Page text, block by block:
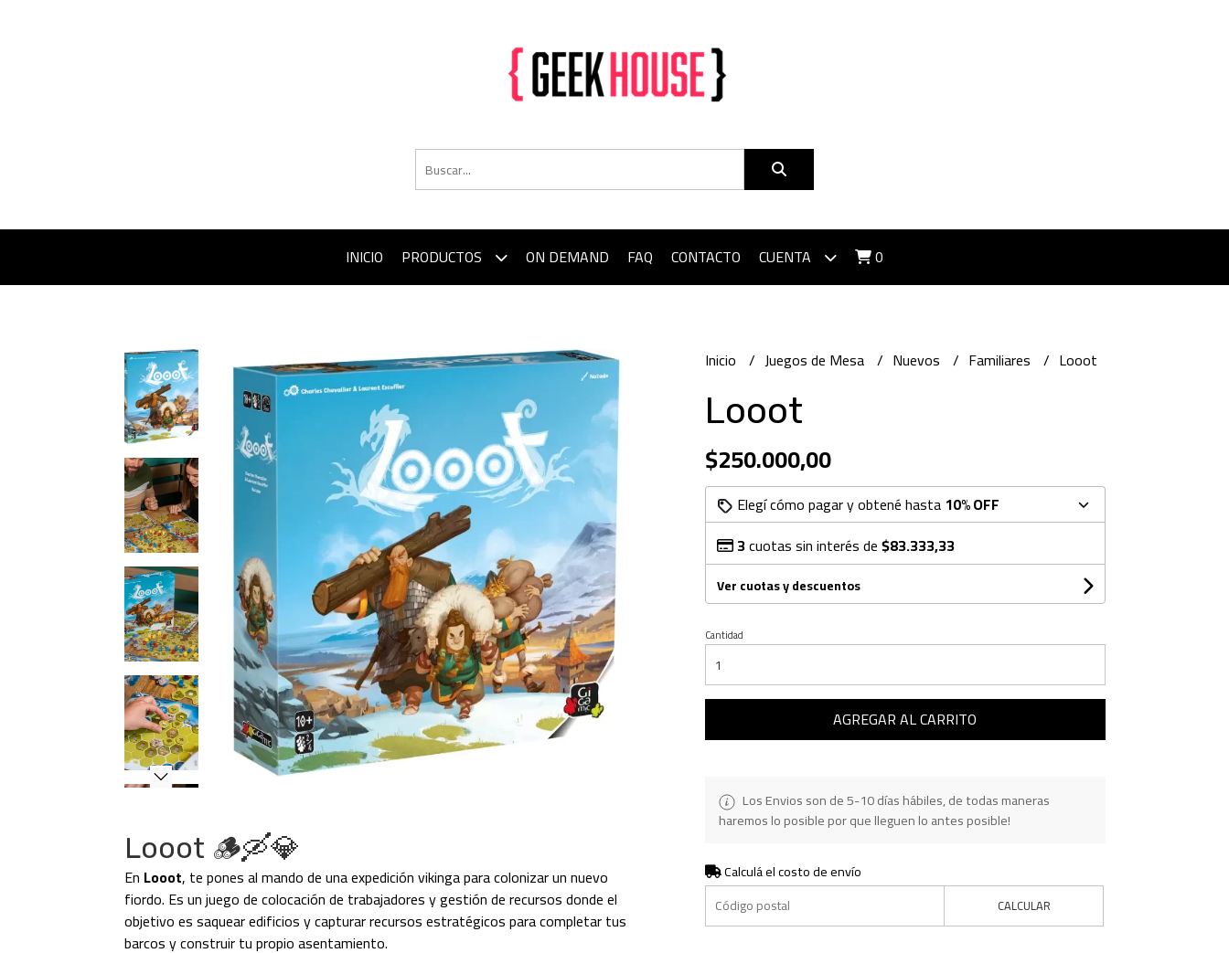
INICIO PRODUCTOS ON DEMAND FAQ CONTACTO CUENTA 0
Looot 🪵🛶💎
En Looot, te pones al mando de una expedición vikinga para colonizar un nuevo
fiordo. Es un juego de colocación de trabajadores y gestión de recursos donde el
objetivo es saquear edificios y capturar recursos estratégicos para completar tus
barcos y construir tu propio asentamiento.
Inicio Juegos de Mesa Nuevos Familiares Looot
Looot
$250.000,00
Elegí cómo pagar y obtené hasta 10% OFF
3cuotas sin interés de$83.333,33
Ver cuotas y descuentos
Cantidad
AGREGAR AL CARRITO
Los Envios son de 5-10 días hábiles, de todas maneras
haremos lo posible por que lleguen lo antes posible!
Calculá el costo de envío
CALCULAR